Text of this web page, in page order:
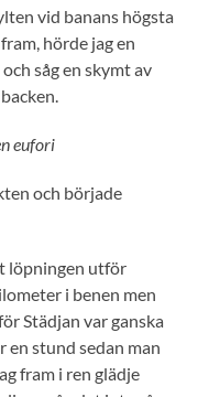
vid banans högsta
hörde jag en
såg en skymt av
eufori
och började
löpningen utför
i benen men
Städjan var ganska
en stund sedan man
fram i ren glädje